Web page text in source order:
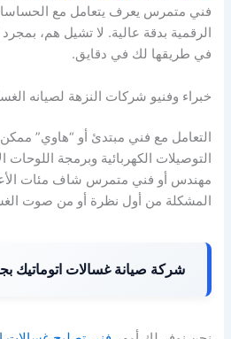
فني متمرس يعرف يتعامل مع
الرقمية بدقة عالية. لا تشيل هم،
في طريقها لك في دقايق.
خبراء وفنيو شركات النزهة لصيانه
التعامل مع فني مبتدئ أو “هاوي”
التوصيلات الكهربائية وبرمجة اللوحات
مهندس أو فني متمرس شاف مئات
المشكلة من أول نظرة أو من صوت
شركة صيانة غسالات اتوماتيك